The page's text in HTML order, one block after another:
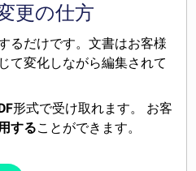
更の仕方
るだけです。文書はお客様
て変化しながら編集されて
形式で受け取れます。 お客
することができます。